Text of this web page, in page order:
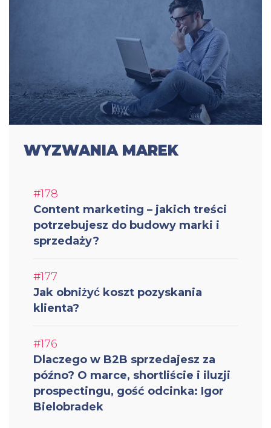
WYZWANIA MAREK
#178
Content marketing – jakich treści
potrzebujesz do budowy marki i
sprzedaży?
#177
Jak obniżyć koszt pozyskania
klienta?
#176
Dlaczego w B2B sprzedajesz za
późno? O marce, shortliście i iluzji
prospectingu, gość odcinka: Igor
Bielobradek